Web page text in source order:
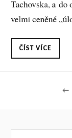
Tachovska, a do
velmi ceněné
ČÍST VÍCE
←